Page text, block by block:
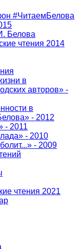
#ЧитаемБелова
Белова
чтения 2014
в
авторов» -
в
- 2012
- 2011
- 2010
- 2009
чтения 2021